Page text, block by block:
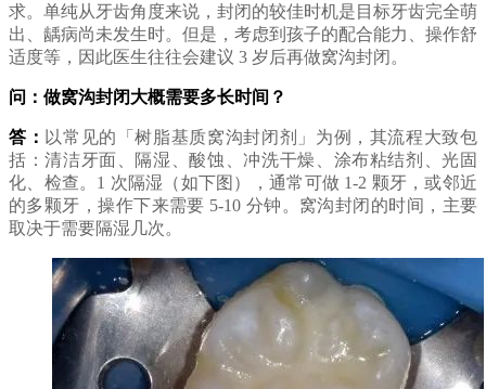
求。单纯从牙齿角度来说，封闭的较佳时机是目标牙齿完全萌
出、龋病尚未发生时。但是，考虑到孩子的配合能力、操作舒
适度等，因此医生往往会建议 3 岁后再做窝沟封闭。
问：做窝沟封闭大概需要多长时间？
答： 以常见的「树脂基质窝沟封闭剂」为例，其流程大致包
括：清洁牙面、隔湿、酸蚀、冲洗干燥、涂布粘结剂、光固
化、检查。1 次隔湿（如下图），通常可做 1-2 颗牙，或邻近
的多颗牙，操作下来需要 5-10 分钟。窝沟封闭的时间，主要
取决于需要隔湿几次。